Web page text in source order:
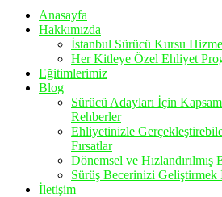
Anasayfa
Hakkımızda
İstanbul Sürücü Kursu
Her Kitleye Özel Ehliyet
Eğitimlerimiz
Blog
Sürücü Adayları İçin
Rehberler
Ehliyetinizle
Fırsatlar
Dönemsel ve Hızlandırılmış
Sürüş Becerinizi
İletişim